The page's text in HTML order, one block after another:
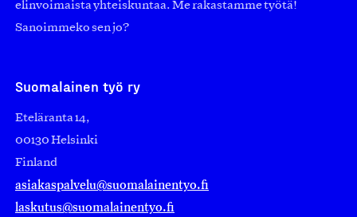
elinvoimaista yhteiskuntaa. Me rakastamme työtä!
Sanoimmeko sen jo?
Suomalainen työ ry
Eteläranta 14,
00130 Helsinki
Finland
asiakaspalvelu@suomalainentyo.fi
laskutus@suomalainentyo.fi